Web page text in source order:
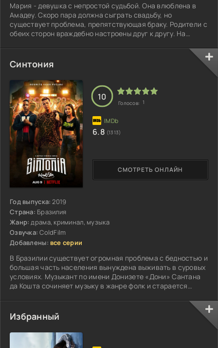
Мария - девушка с непростой судьбой. Она влюблена в
Амадеу. Скоро пара должна сыграть свадьбу, но
существует проблема, препятствующая браку. Родители с
обеих сторон враждебно настроены друг к другу. На
огнестрельное ранение и погибает...
Синтония
Год выпуска: 2019
Страна: Бразилия
Жанр: драма, криминал, музыка
Озвучка: ColdFilm
Добавлены: все серии
В Бразилии существует огромная проблема с бедностью и
большая часть населения вынуждена выживать в суровых
условиях. Музыкант по имени Донизете «Дони» Сантана
да Кошта сочиняет музыку в жанре фолк и старается
СМОТРЕТЬ ОНЛАЙН
10
Голосов: 1
6.8 (1313)
Избранный